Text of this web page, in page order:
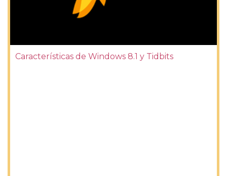
Características de Windows 8.1 y Tidbits